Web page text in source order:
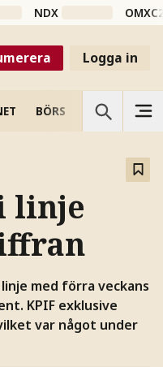
NDX
Logga in
BÖRS VETENSKAP
linje
med förra veckans
KPIF exklusive
var något under